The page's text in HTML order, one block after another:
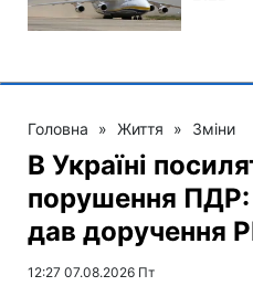
Головна » Життя » Зміни
В Україні
порушення ПДР:
дав доручення
12:27 07.08.2026 Пт